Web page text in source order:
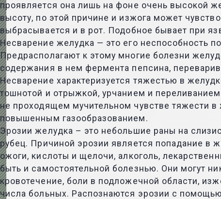
проявляется она лишь на фоне очень высокой
высоту, по этой причине и изжога может
выбрасывается и в рот. Подобное бывает при
Несварение желудка — это его неспособность
Предрасполагают к этому многие болезни
содержания в нем фермента пепсина,
Несварение характеризуется тяжестью в
тошнотой и отрыжкой, урчанием и
не проходящем мучительном чувстве тяжести в
повышенным газообразованием.
Эрозии желудка – это небольшие раны на
рубец. Причиной эрозии является попадание
ожоги, кислоты и щелочи, алкоголь,
быть и самостоятельной болезнью. Они могут
кровотечение, боли в подложечной области,
числа больных. Распознаются эрозии с